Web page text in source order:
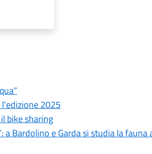
2025
bike sharing
a Bardolino e Garda si studia la